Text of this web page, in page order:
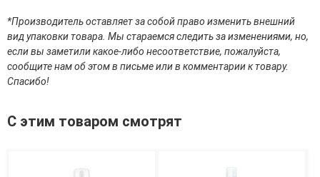
Туалетная вода для тела
Уход для ног
Уход для рук
Мужчинам
Наборы косметики для мужчин
Уход для тела
*Производитель оставляет за собой право изменить внешний
вид упаковки товара. Мы стараемся следить за изменениями, но,
если вы заметили какое-либо несоответствие, пожалуйста,
сообщите нам об этом в письме или в комментарии к товару.
Спасибо!
С этим товаром смотрят